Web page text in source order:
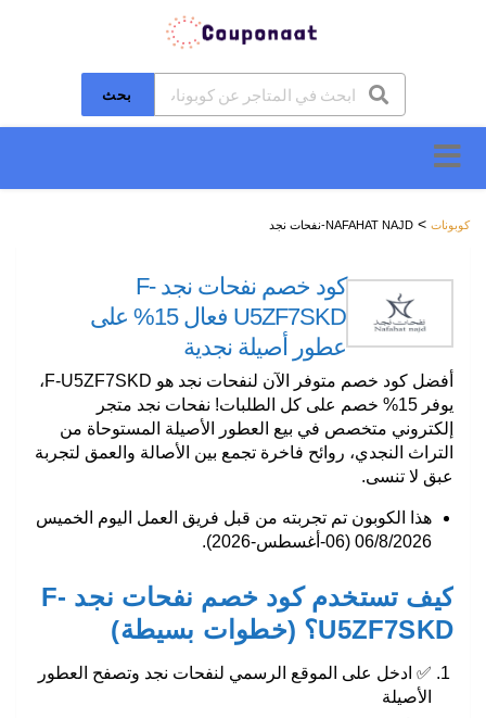
بحث
إلى
المحتوى
كوبونات > NAFAHAT NAJD-نفحات نجد
كود خصم نفحات نجد F-
U5ZF7SKD فعال 15% على
عطور أصيلة نجدية
أفضل كود خصم متوفر الآن لنفحات نجد هو F-U5ZF7SKD،
يوفر 15% خصم على كل الطلبات! نفحات نجد متجر
إلكتروني متخصص في بيع العطور الأصيلة المستوحاة من
التراث النجدي، روائح فاخرة تجمع بين الأصالة والعمق لتجربة
عبق لا تنسى.
هذا الكوبون تم تجربته من قبل فريق العمل اليوم الخميس
06/8/2026 (06-أغسطس-2026).
كيف تستخدم كود خصم نفحات نجد F-
U5ZF7SKD؟ (خطوات بسيطة)
✅ ادخل على الموقع الرسمي لنفحات نجد وتصفح العطور
الأصيلة